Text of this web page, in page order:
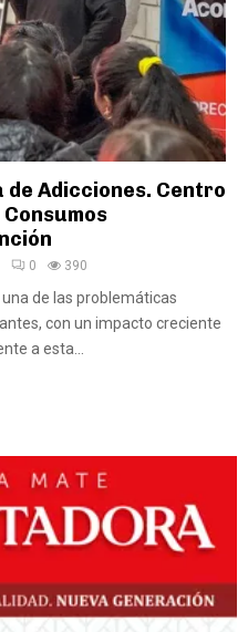
Adicciones. Centro
0 390
de las problemáticas
con un impacto creciente
a esta...